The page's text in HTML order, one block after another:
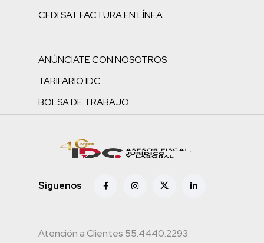
CFDI SAT FACTURA EN LÍNEA
ANÚNCIATE CON NOSOTROS
TARIFARIO IDC
BOLSA DE TRABAJO
Siguenos
Atención a Clientes 55.4440.2293